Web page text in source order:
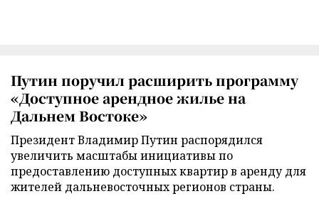
Путин поручил расширить программу
«Доступное арендное жилье на
Дальнем Востоке»
Президент Владимир Путин распорядился
увеличить масштабы инициативы по
предоставлению доступных квартир в аренду для
жителей дальневосточных регионов страны.